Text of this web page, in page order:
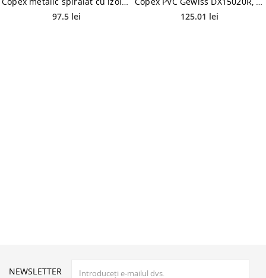
97.5 lei
125.01 lei
NEWSLETTER